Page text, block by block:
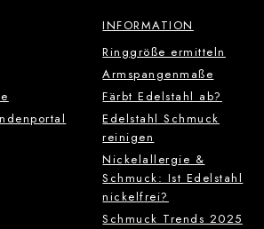
INFORMATION
Ringgröße ermitteln
Armspangenmaße
Färbt Edelstahl ab?
Edelstahl Schmuck
reinigen
Nickelallergie &
Schmuck: Ist Edelstahl
nickelfrei?
Schmuck Trends 2025